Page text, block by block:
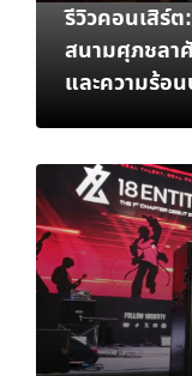
รีวิวคอนเสิร์
สนามศุภชลา
และความร้อ